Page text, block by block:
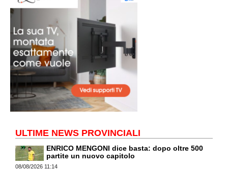
ULTIME NEWS PROVINCIALI
ENRICO MENGONI dice basta: dopo oltre 500
partite un nuovo capitolo
08/08/2026 11:14